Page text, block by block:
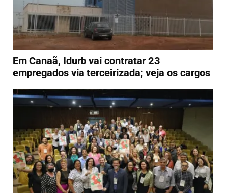
Em Canaã, Idurb vai contratar 23
empregados via terceirizada; veja os cargos